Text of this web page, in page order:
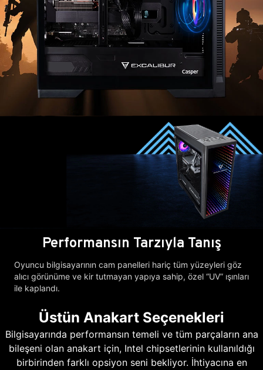
Performansın Tarzıyla Tanış
Oyuncu bilgisayarının cam panelleri hariç tüm yüzeyleri göz
alıcı görünüme ve kir tutmayan yapıya sahip, özel “UV” ışınları
ile kaplandı.
Üstün Anakart Seçenekleri
Bilgisayarında performansın temeli ve tüm parçaların ana
bileşeni olan anakart için, Intel chipsetlerinin kullanıldığı
birbirinden farklı opsiyon seni bekliyor. İhtiyacına en